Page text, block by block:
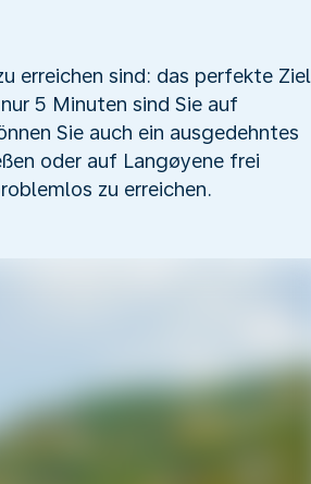
erreichen sind: das perfekte Ziel
5 Minuten sind Sie auf
Sie auch ein ausgedehntes
oder auf Langøyene frei
zu erreichen.